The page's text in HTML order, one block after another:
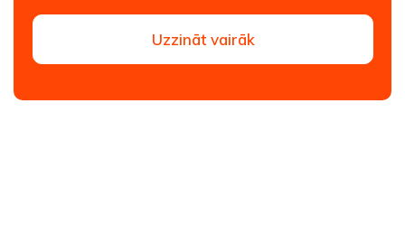
Uzzināt vairāk